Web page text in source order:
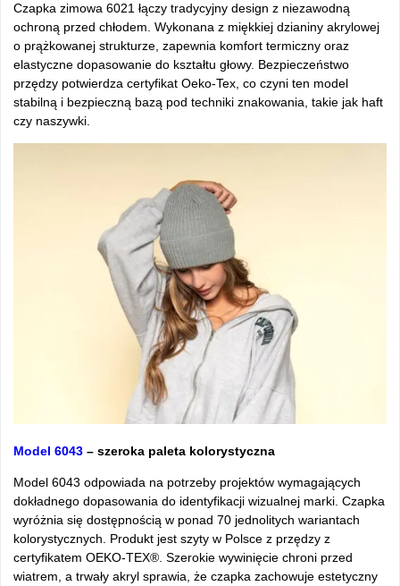
Czapka zimowa 6021 łączy tradycyjny design z niezawodną
ochroną przed chłodem. Wykonana z miękkiej dzianiny akrylowej
o prążkowanej strukturze, zapewnia komfort termiczny oraz
elastyczne dopasowanie do kształtu głowy. Bezpieczeństwo
przędzy potwierdza certyfikat Oeko-Tex, co czyni ten model
stabilną i bezpieczną bazą pod techniki znakowania, takie jak haft
czy naszywki.
Model 6043 – szeroka paleta kolorystyczna
Model 6043 odpowiada na potrzeby projektów wymagających
dokładnego dopasowania do identyfikacji wizualnej marki. Czapka
wyróżnia się dostępnością w ponad 70 jednolitych wariantach
kolorystycznych. Produkt jest szyty w Polsce z przędzy z
certyfikatem OEKO-TEX®. Szerokie wywinięcie chroni przed
wiatrem, a trwały akryl sprawia, że czapka zachowuje estetyczny